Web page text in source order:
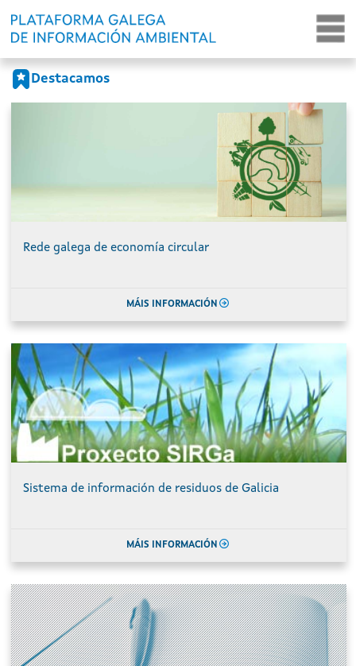
Destacamos
Rede galega de economía circular
MÁIS INFORMACIÓN
Sistema de información de residuos de Galicia
MÁIS INFORMACIÓN